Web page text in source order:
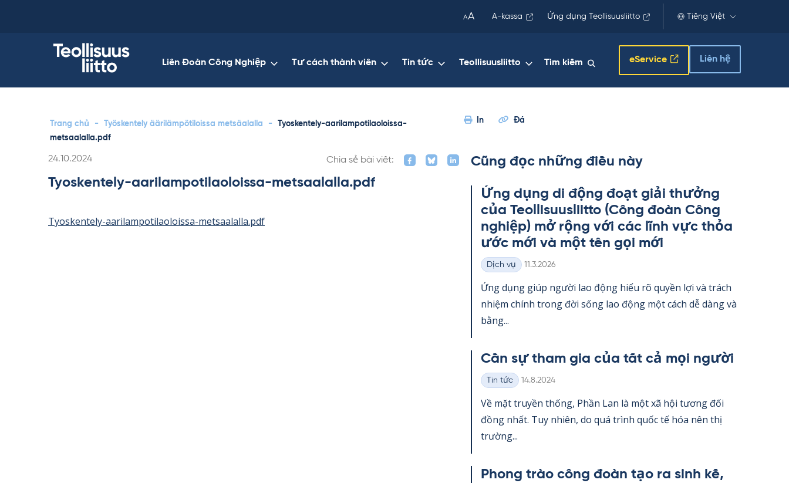
AA A-kassa Ứng dụng Teollisuusliitto Tiếng Việt
Liên Đoàn Công Nghiệp Tư cách thành viên Tin tức Teollisuusliitto Tìm kiếm eService Liên hệ
Trang chủ - Työskentely äärilämpötiloissa metsäalalla -
Tyoskentely-aarilampotilaoloissa-
metsaalalla.pdf
In Đá
Kirjoitettu
24.10.2024 Chia sẻ bài viết:
Tyoskentely-aarilampotilaoloissa-metsaalalla.pdf
Tyoskentely-aarilampotilaoloissa-metsaalalla.pdf
Cũng đọc những điều này
Ứng dụng di động đoạt giải thưởng
của Teol­li­suus­liitto (Công đoàn Công
ng­hiệp) mở rộng với các lĩnh vực thỏa
ước mới và một tên gọi mới
Thể
loại
Dịch vụ Kirjoitettu
11.3.2026
Ứng dụng giúp người lao động hiểu rõ qu­yền lợi và trách
nhiệm chính trong đời sống lao động một cách dễ dàng và
bằng...
Cần sự tham gia của tất cả mọi người
Thể
loại
Tin tức Kirjoitettu
14.8.2024
Về mặt tru­yền thống, Phần Lan là một xã hội tương đối
đồng nhất. Tuy nhiên, do quá trình quốc tế hóa nên thị
trường...
Phong trào công đoàn tạo ra sinh kế,
your
clipboard.)